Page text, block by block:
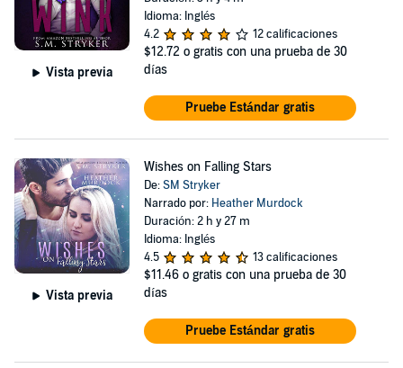
Vista previa
Idioma: Inglés
4.2
12 calificaciones
$12.72 o gratis con una prueba de 30
días
Pruebe Estándar gratis
Vista previa
Wishes on Falling Stars
De:SM Stryker
Narrado por: Heather Murdock
Duración: 2 h y 27 m
Idioma: Inglés
4.5
13 calificaciones
$11.46 o gratis con una prueba de 30
días
Pruebe Estándar gratis